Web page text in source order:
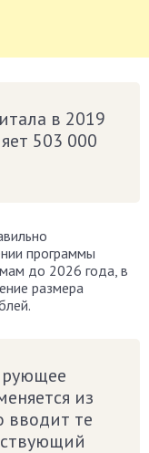
в 2019
503 000
программы
до 2026 года, в
размера
из
вводит те